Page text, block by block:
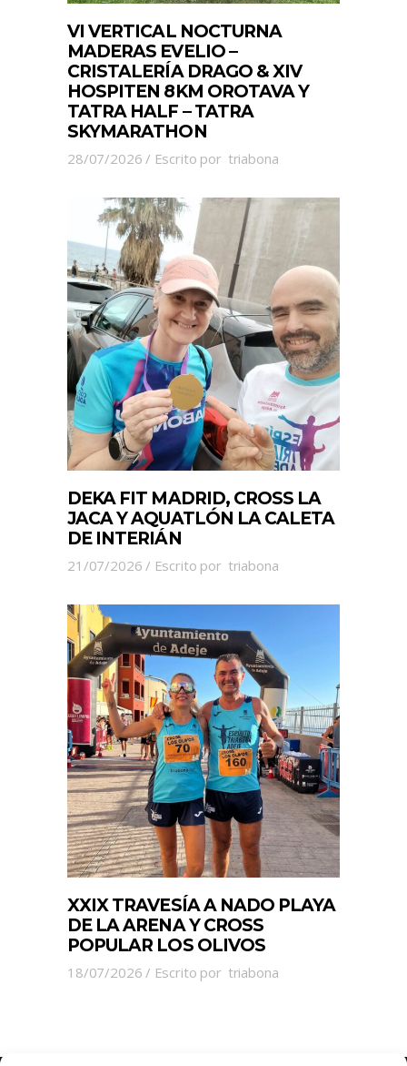
VI VERTICAL NOCTURNA
MADERAS EVELIO –
CRISTALERÍA DRAGO & XIV
HOSPITEN 8KM OROTAVA Y
TATRA HALF – TATRA
SKYMARATHON
28/07/2026 Escrito por triabona
DEKA FIT MADRID, CROSS LA
JACA Y AQUATLÓN LA CALETA
DE INTERIÁN
21/07/2026 Escrito por triabona
XXIX TRAVESÍA A NADO PLAYA
DE LA ARENA Y CROSS
POPULAR LOS OLIVOS
18/07/2026 Escrito por triabona